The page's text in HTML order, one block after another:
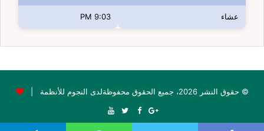
عشاء 9:03 PM
© حقوق النشر 2026، جميع الحقوق محفوظةلدى النجوم للأنظمة |